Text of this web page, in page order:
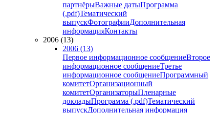
партнёрыВажные датыПрограмма
(.pdf)Тематический
выпускФотографииДополнительная
информацияКонтакты
2006 (13)
2006 (13)
Первое информационное сообщениеВторое
информационное сообщениеТретье
информационное сообщениеПрограммный
комитетОрганизационный
комитетОрганизаторыПленарные
докладыПрограмма (.pdf)Тематический
выпускДополнительная информация